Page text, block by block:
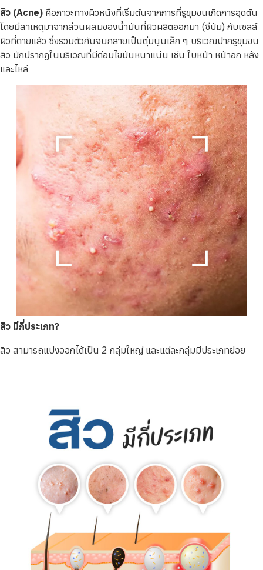
สิว (Acne) คือภาวะทางผิวหนังที่เริ่มต้นจากการที่รูขุมขนเกิดการอุดตัน
โดยมีสาเหตุมาจากส่วนผสมของน้ำมันที่ผิวผลิตออกมา (ซีบัม) กับเซลล์
ผิวที่ตายแล้ว ซึ่งรวมตัวกันจนกลายเป็นตุ่มนูนเล็ก ๆ บริเวณปากรูขุมขน
สิว มักปรากฏในบริเวณที่มีต่อมไขมันหนาแน่น เช่น ใบหน้า หน้าอก หลัง
และไหล่
สิว มีกี่ประเภท?
สิว สามารถแบ่งออกได้เป็น 2 กลุ่มใหญ่ และแต่ละกลุ่มมีประเภทย่อย